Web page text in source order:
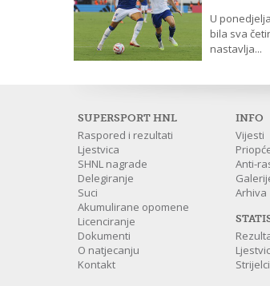
U
bila sva
nastavlja...
SUPERSPORT HNL
Raspored i rezultati
Ljestvica
SHNL nagrade
Delegiranje
Suci
Akumulirane opomene
Licenciranje
Dokumenti
O natjecanju
Kontakt
INFO
Vijesti
Anti-
Arhiva
Strijelci